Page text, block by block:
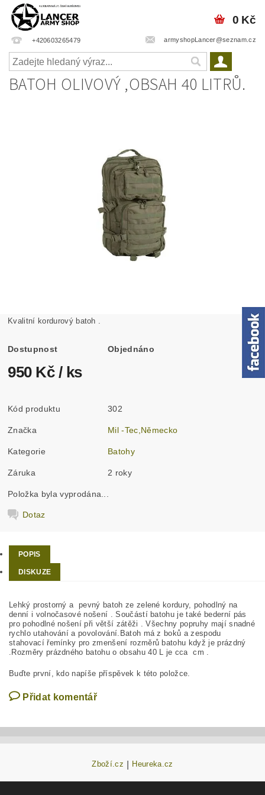
+420603265479 armyshopLancer@seznam.cz
0 Kč
BATOH OLIVOVÝ ,OBSAH 40 LITRŮ.
Kvalitní kordurový batoh .
Dostupnost Objednáno
950 Kč / ks
Kód produktu 302
Značka Mil -Tec,Německo
Kategorie Batohy
Záruka 2 roky
Položka byla vyprodána...
Dotaz
POPIS
DISKUZE
Lehký prostorný a pevný batoh ze zelené kordury, pohodlný na
denní i volnočasové nošení . Součástí batohu je také bederní pás
pro pohodlné nošení při větší zátěži . Všechny popruhy mají snadné
rychlo utahování a povolování.Batoh má z boků a zespodu
stahovací řemínky pro zmenšení rozměrů batohu když je prázdný
.Rozměry prázdného batohu o obsahu 40 L je cca cm .
Buďte první, kdo napíše příspěvek k této položce.
Přidat komentář
Zboží.cz Heureka.cz